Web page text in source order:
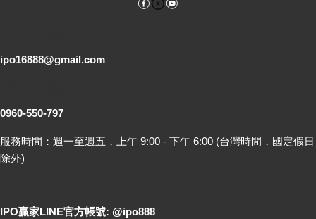
ipo16888@gmail.com
0960-550-797
服務時間：週一至週五，上午 9:00 - 下午 6:00 (台灣時間，國定假日
除外)
IPO贏家LINE官方帳號: @ipo888